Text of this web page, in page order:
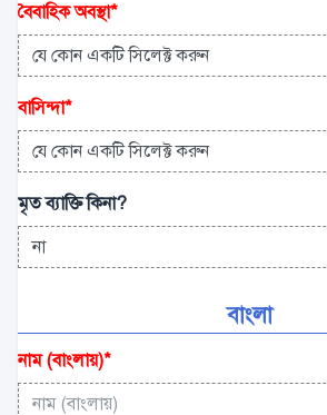
বৈবাহিক অবস্থা*
যে কোন একটি সিলেক্ট করুন
বাসিন্দা*
যে কোন একটি সিলেক্ট করুন
মৃত ব্যাক্তি কিনা?
না
বাংলা
নাম (বাংলায়)*